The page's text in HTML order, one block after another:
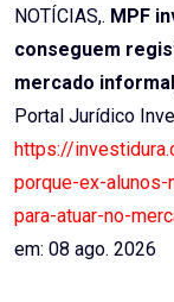
NOTÍCIAS,. MPF
conseguem
mercado
Portal Jurídico
https://
porque-ex-
para-atuar-no-
em: 08 ago. 2026